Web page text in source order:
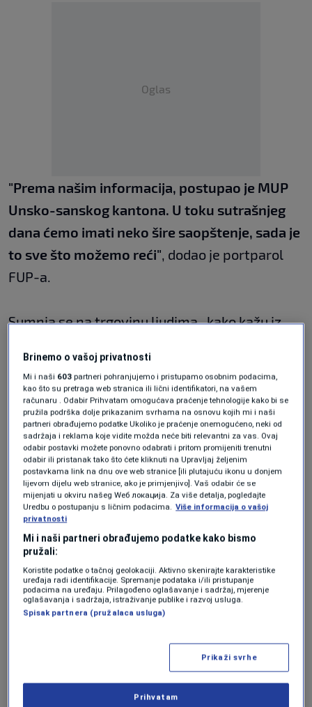
Oglas
"Prema našim informacija, postupao je MUP
Unsko-sanskog kantona. U toku sutrašnjeg
dana ćemo imati neko šire saopštenje, sada je
to sve što možemo reći" , dodao je portparol
FUP-a.
Sumnja se na trgovinu ljudima, kako kažu iz
radi.
Podsjetimo, u privatnoj kući u Brčko Distriktu
25. februara pronađeno je 31 dijete, za koje
vlasti sumnjaju da su žrtve trgovinom ljudima.
Prema posljednjim informacija, utvrđen je
identitet 19 djece, dok za 12 nema pouzdanih
podataka, objavilo je Tužilaštvo Brčko Distrikta
14. marta.
Uslijedilo je hapšenje osam osoba,
zapuštanje i zlostavljanje djece, a dvjema od
njih je određen jednomjesečni pritvor.
Brinemo o vašoj privatnosti
Mi i naši 603 partneri pohranjujemo i pristupamo osobnim podacima,
kao što su pretraga web stranica ili lični identifikatori, na vašem
računaru . Odabir Prihvatam omogućava praćenje tehnologije kako bi se
pružila podrška dolje prikazanim svrhama na osnovu kojih mi i naši
partneri obrađujemo podatke Ukoliko je praćenje onemogućeno, neki od
sadržaja i reklama koje vidite možda neće biti relevantni za vas. Ovaj
odabir postavki možete ponovno odabrati i pritom promijeniti trenutni
odabir ili pristanak tako što ćete kliknuti na Upravljaj željenim
postavkama link na dnu ove web stranice [ili plutajuću ikonu u donjem
lijevom dijelu web stranice, ako je primjenjivo]. Vaš odabir će se
mijenjati u okviru našeg Wеб локација. Za više detalja, pogledajte
Uredbu o postupanju s ličnim podacima. Više informacija o vašoj
privatnosti
Mi i naši partneri obrađujemo podatke kako bismo
pružali:
Koristite podatke o tačnoj geolokaciji. Aktivno skenirajte karakteristike
uređaja radi identifikacije. Spremanje podataka i/ili pristupanje
podacima na uređaju. Prilagođeno oglašavanje i sadržaj, mjerenje
oglašavanja i sadržaja, istraživanje publike i razvoj usluga.
Spisak partnera (pružalaca usluga)
Prikaži svrhe
Prihvatam